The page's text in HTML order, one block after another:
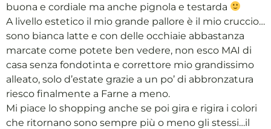
buona e cordiale ma anche pignola e testarda
A livello estetico il mio grande pallore è il mio cruccio…
sono bianca latte e con delle occhiaie abbastanza
marcate come potete ben vedere, non esco MAI di
casa senza fondotinta e correttore mio grandissimo
alleato, solo d’estate grazie a un po’ di abbronzatura
riesco finalmente a Farne a meno.
Mi piace lo shopping anche se poi gira e rigira i colori
che ritornano sono sempre più o meno gli stessi…il